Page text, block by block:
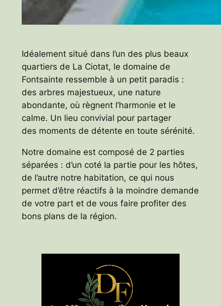
Idéalement situé dans l’un des plus beaux
quartiers de La Ciotat, le domaine de
Fontsainte ressemble à un petit paradis :
des arbres majestueux, une nature
abondante, où règnent l’harmonie et le
calme. Un lieu convivial pour partager
des moments de détente en toute sérénité.
Notre domaine est composé de 2 parties
séparées : d’un coté la partie pour les hôtes,
de l’autre notre habitation, ce qui nous
permet d’être réactifs à la moindre demande
de votre part et de vous faire profiter des
bons plans de la région.